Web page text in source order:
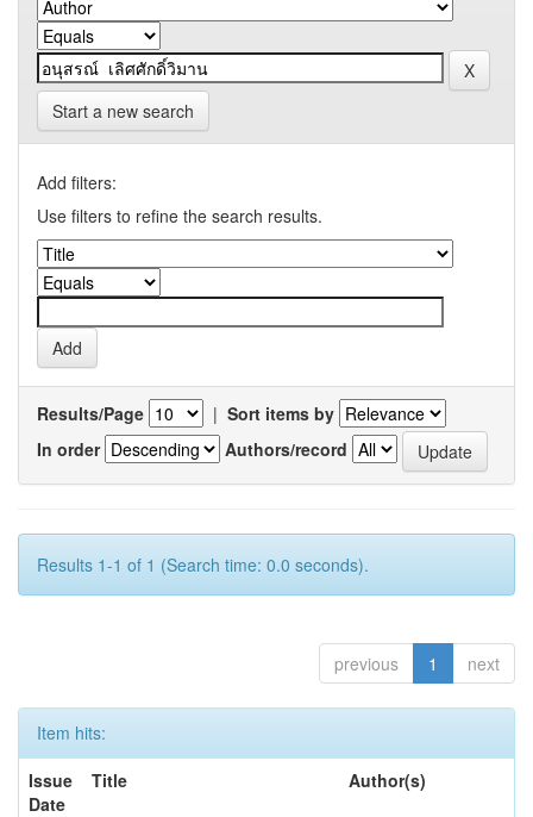
Start a new search
Add filters:
Use filters to refine the search results.
Results/Page | Sort items by
In order
Authors/record
Results 1-1 of 1 (Search time: 0.0 seconds).
previous 1 next
Item hits:
Issue
Date
Title Author(s)